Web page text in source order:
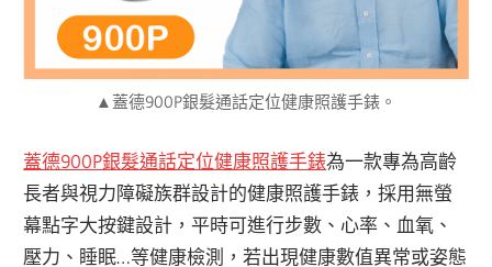
▲蓋德900P銀髮通話定位健康照護手錶。
蓋德900P銀髮通話定位健康照護手錶為一款專為高齡
長者與視力障礙族群設計的健康照護手錶，採用無螢
幕點字大按鍵設計，平時可進行步數、心率、血氧、
壓力、睡眠…等健康檢測，若出現健康數值異常或姿態